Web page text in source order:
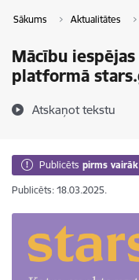
Sākums Aktualitātes
Mācību
platformā
Atskaņot tekstu
Publicēts pirms
Publicēts: 18.03.2025.